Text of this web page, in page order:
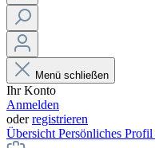
Menü schließen
Ihr Konto
Anmelden
oderregistrieren
Übersicht Persönliches Profil